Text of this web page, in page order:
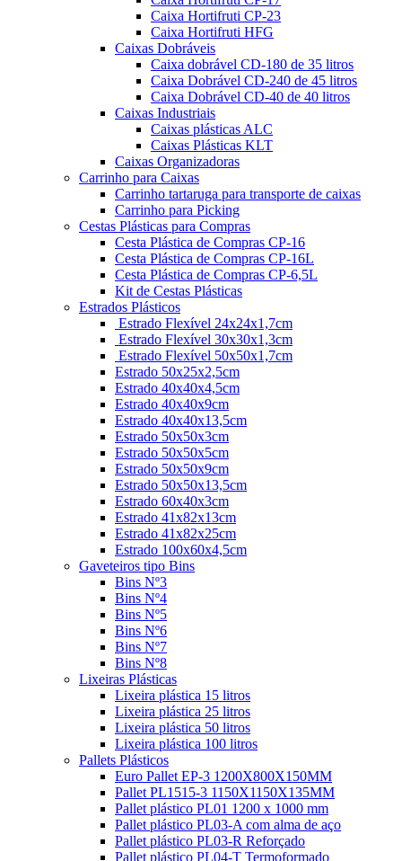
Caixa Hortifruti CP-23
Caixa Hortifruti HFG
Caixas Dobráveis
Caixa dobrável CD-180 de 35 litros
Caixa Dobrável CD-240 de 45 litros
Caixa Dobrável CD-40 de 40 litros
Caixas Industriais
Caixas plásticas ALC
Caixas Plásticas KLT
Caixas Organizadoras
Carrinho para Caixas
Carrinho tartaruga para transporte de caixas
Carrinho para Picking
Cestas Plásticas para Compras
Cesta Plástica de Compras CP-16
Cesta Plástica de Compras CP-16L
Cesta Plástica de Compras CP-6,5L
Kit de Cestas Plásticas
Estrados Plásticos
Estrado Flexível 24x24x1,7cm
Estrado Flexível 30x30x1,3cm
Estrado Flexível 50x50x1,7cm
Estrado 50x25x2,5cm
Estrado 40x40x4,5cm
Estrado 40x40x9cm
Estrado 40x40x13,5cm
Estrado 50x50x3cm
Estrado 50x50x5cm
Estrado 50x50x9cm
Estrado 50x50x13,5cm
Estrado 60x40x3cm
Estrado 41x82x13cm
Estrado 41x82x25cm
Estrado 100x60x4,5cm
Gaveteiros tipo Bins
Bins Nº3
Bins Nº4
Bins Nº5
Bins Nº6
Bins Nº7
Bins Nº8
Lixeiras Plásticas
Lixeira plástica 15 litros
Lixeira plástica 25 litros
Lixeira plástica 50 litros
Lixeira plástica 100 litros
Pallets Plásticos
Euro Pallet EP-3 1200X800X150MM
Pallet PL1515-3 1150X1150X135MM
Pallet plástico PL01 1200 x 1000 mm
Pallet plástico PL03-A com alma de aço
Pallet plástico PL03-R Reforçado
Pallet plástico PL04-T Termoformado